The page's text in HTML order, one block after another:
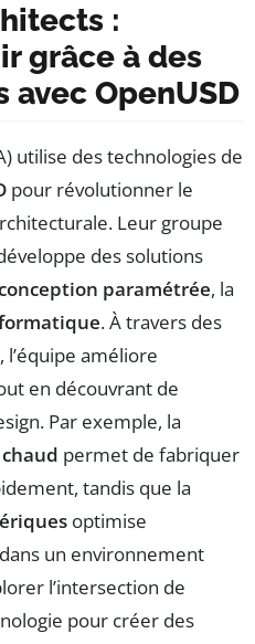
:
grâce à des
OpenUSD
utilise des technologies de
pour révolutionner le
Leur groupe
des solutions
paramétrée, la
. À travers des
améliore
en découvrant de
Par exemple, la
permet de fabriquer
tandis que la
optimise
un environnement
l’intersection de
pour créer des